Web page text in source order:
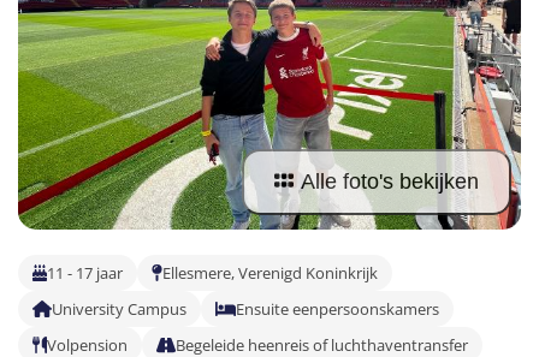
Vind jouw perfecte kamp
Beantwoord een paar korte vragen en wij doen de rest.
Alle foto's bekijken
11 - 17 jaar
Ellesmere, Verenigd Koninkrijk
University Campus
Ensuite eenpersoonskamers
Volpension
Begeleide heenreis of luchthaventransfer